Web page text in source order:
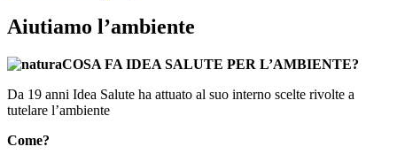
Aiutiamo l’ambiente
COSA FA IDEA SALUTE PER L’AMBIENTE?
Da 19 anni Idea Salute ha attuato al suo interno scelte rivolte a
tutelare l’ambiente
Come?